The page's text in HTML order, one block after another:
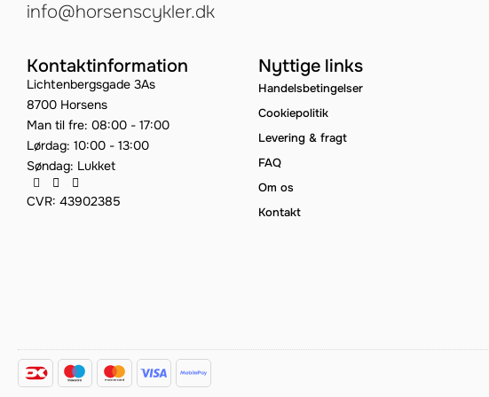
info@horsenscykler.dk
Kontaktinformation
Lichtenbergsgade 3As
8700 Horsens
Man til fre: 08:00 - 17:00
Lørdag: 10:00 - 13:00
Søndag: Lukket
CVR: 43902385
Nyttige links
Handelsbetingelser
Cookiepolitik
Levering & fragt
FAQ
Om os
Kontakt